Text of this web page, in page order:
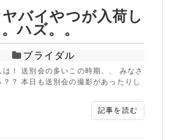
バイやつが入荷し
ハズ。。
ブライダル
！ 送別会の多いこの時期、、 みなさ
？？ 本日も送別会の撮影があったりし
記事を読む